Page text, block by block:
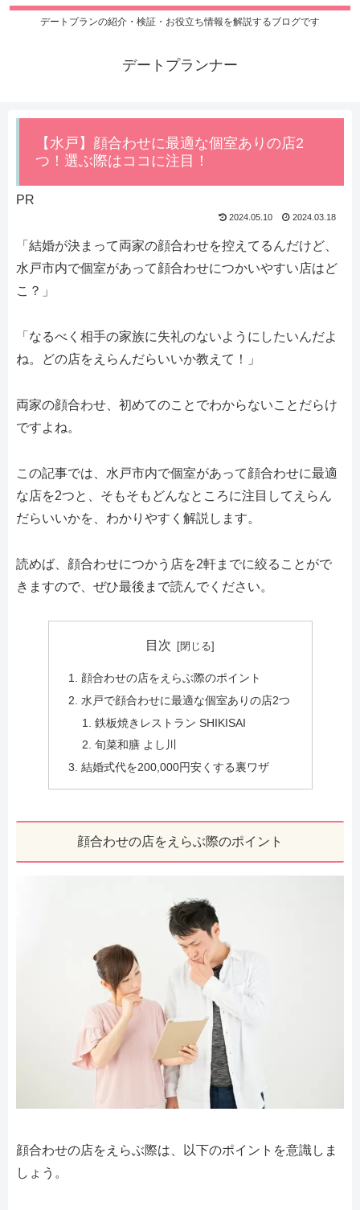
デートプランの紹介・検証・お役立ち情報を解説するブログです
デートプランナー
【水戸】顔合わせに最適な個室ありの店2
つ！選ぶ際はココに注目！
PR
2024.05.10 2024.03.18
「結婚が決まって両家の顔合わせを控えてるんだけど、
水戸市内で個室があって顔合わせにつかいやすい店はど
こ？」
「なるべく相手の家族に失礼のないようにしたいんだよ
ね。どの店をえらんだらいいか教えて！」
両家の顔合わせ、初めてのことでわからないことだらけ
ですよね。
この記事では、水戸市内で個室があって顔合わせに最適
な店を2つと、そもそもどんなところに注目してえらん
だらいいかを、わかりやすく解説します。
読めば、顔合わせにつかう店を2軒までに絞ることがで
きますので、ぜひ最後まで読んでください。
目次
顔合わせの店をえらぶ際のポイント
水戸で顔合わせに最適な個室ありの店2つ
鉄板焼きレストラン SHIKISAI
旬菜和膳 よし川
結婚式代を200,000円安くする裏ワザ
顔合わせの店をえらぶ際のポイント
顔合わせの店をえらぶ際は、以下のポイントを意識しま
しょう。